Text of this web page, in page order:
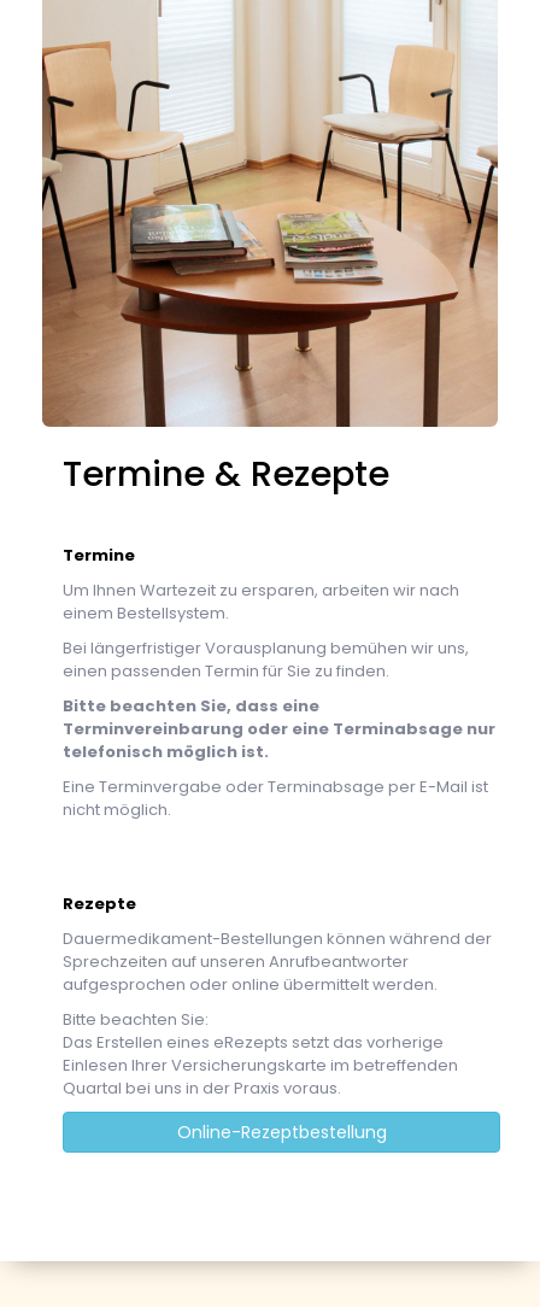
Termine & Rezepte
Termine
Um Ihnen Wartezeit zu ersparen, arbeiten wir nach
einem Bestellsystem.
Bei längerfristiger Vorausplanung bemühen wir uns,
einen passenden Termin für Sie zu finden.
Bitte beachten Sie, dass eine
Terminvereinbarung oder eine Terminabsage nur
telefonisch möglich ist.
Eine Terminvergabe oder Terminabsage per E-Mail ist
nicht möglich.
Rezepte
Dauermedikament-Bestellungen können während der
Sprechzeiten auf unseren Anrufbeantworter
aufgesprochen oder online übermittelt werden.
Bitte beachten Sie:
Das Erstellen eines eRezepts setzt das vorherige
Einlesen Ihrer Versicherungskarte im betreffenden
Quartal bei uns in der Praxis voraus.
Online-Rezeptbestellung